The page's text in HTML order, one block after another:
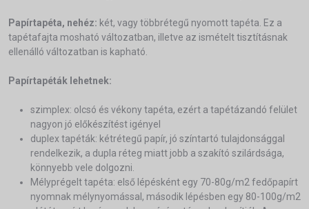
Papírtapéta, nehéz: két, vagy többrétegű nyomott tapéta. Ez a
tapétafajta mosható változatban, illetve az ismételt tisztításnak
ellenálló változatban is kapható.
Papírtapéták lehetnek:
szimplex: olcsó és vékony tapéta, ezért a tapétázandó felület
nagyon jó előkészítést igényel
duplex tapéták: kétrétegű papír, jó színtartó tulajdonsággal
rendelkezik, a dupla réteg miatt jobb a szakító szilárdsága,
könnyebb vele dolgozni.
Mélyprégelt tapéta: első lépésként egy 70-80g/m2 fedőpapírt
nyomnak mélynyomással, második lépésben egy 80-100g/m2